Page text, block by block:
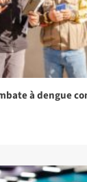
à dengue